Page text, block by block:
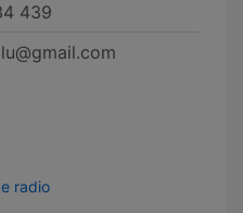
439
radio